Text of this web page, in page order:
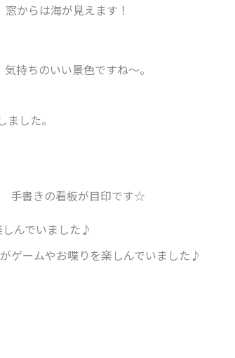
からは海が見えます！
気持ちのいい景色ですね～。
した。
手書きの看板が目印です☆
ゲームやお喋りを楽しんでいました♪